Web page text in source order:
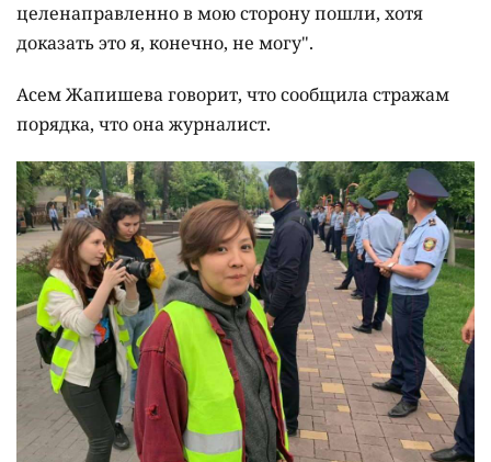
целенаправленно в мою сторону пошли, хотя
доказать это я, конечно, не могу".
Асем Жапишева говорит, что сообщила стражам
порядка, что она журналист.